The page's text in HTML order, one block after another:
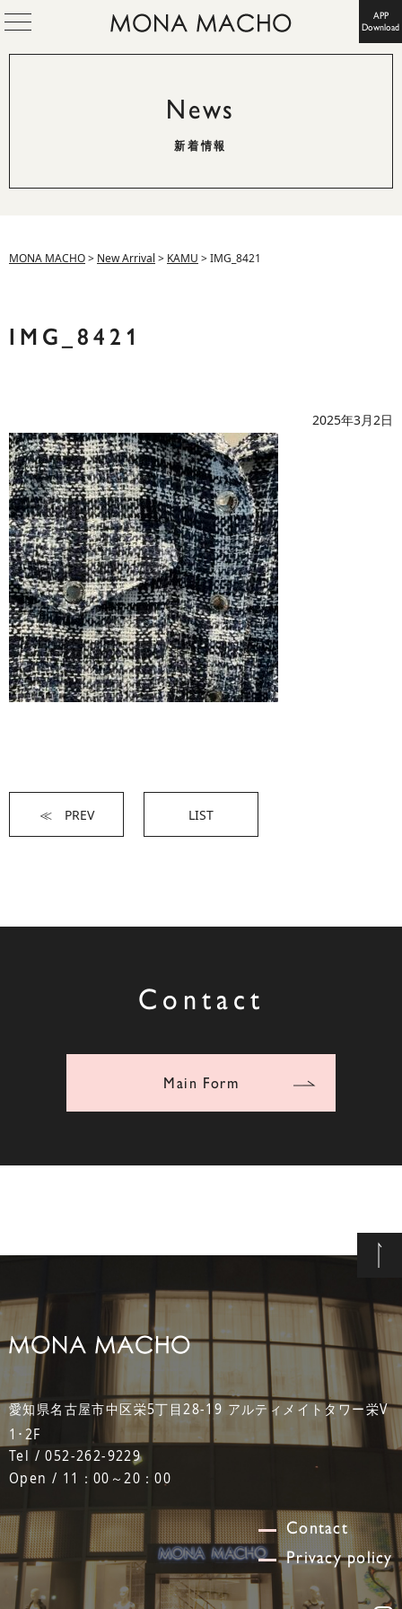
APP
Download
News
新着情報
MONA MACHO> New Arrival > KAMU >IMG_8421
IMG_8421
2025年3月2日
≪ PREV LIST
Contact
Main Form
愛知県名古屋市中区栄5丁目28-19 アルティメイトタワー栄V
1･2F
Tel / 052-262-9229
Open / 11：00～20：00
Contact
Privacy policy